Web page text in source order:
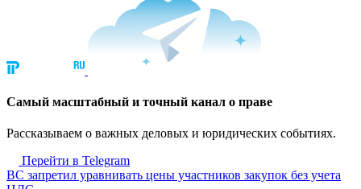
Cамый масштабный и точный канал о праве
Рассказываем о важных деловых и юридических событиях.
Перейти в Telegram
ВС запретил уравнивать цены участников закупок без учета